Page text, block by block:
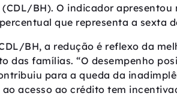
BH). O indicador apresentou
que representa a sexta
BH, a redução é reflexo da
das famílias. “O desempenho
para a queda da
ao acesso ao crédito tem